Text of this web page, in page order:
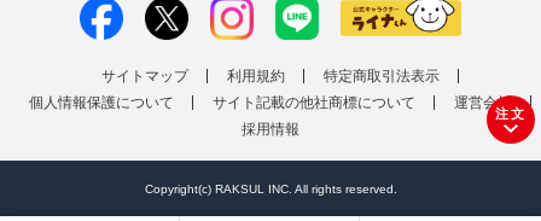
注文
サイトマップ 利用規約
特定商取引法表示
個人情報保護について
サイト記載の他社商標について
運営会社
採用情報
Copyright(c) RAKSUL INC. All rights reserved.